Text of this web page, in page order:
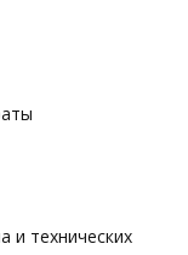
и технических